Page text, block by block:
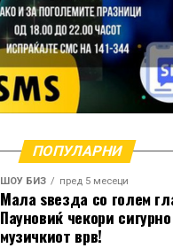
ПОПУЛАРНИ
ШОУ БИЗ пред 5 месеци
Мала ѕвезда со голем
Пауновиќ чекори
музичкиот врв!